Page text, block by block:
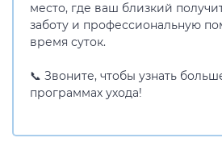
место, где ваш близкий
заботу и профессиональную
время суток.
📞 Звоните, чтобы узнать
программах ухода!